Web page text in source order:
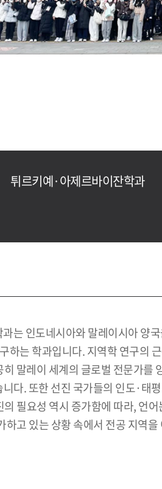
튀르키예·아제르바이잔학과
는 인도네시아와 말레이시아 양
는 학과입니다. 지역학 연구의
말레이 세계의 글로벌 전문가를
다. 또한 선진 국가들의 인도·태
필요성 역시 증가함에 따라, 언
고 있는 상황 속에서 전공 지역